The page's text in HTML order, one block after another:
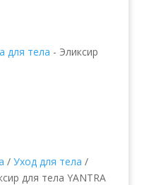
для тела - Эликсир
/ Уход для тела /
для тела YANTRA